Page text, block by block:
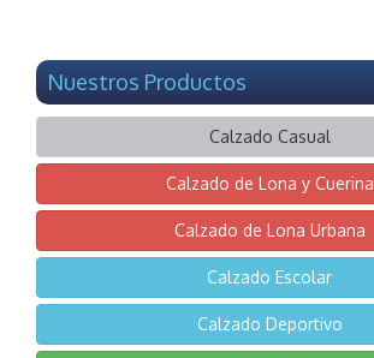
Nuestros Productos
Calzado Casual
Calzado de Lona y Cuerina
Calzado de Lona Urbana
Calzado Escolar
Calzado Deportivo